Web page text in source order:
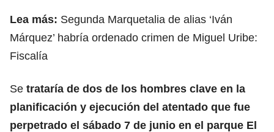
Lea más: Segunda Marquetalia de alias ‘Iván
Márquez’ habría ordenado crimen de Miguel Uribe:
Fiscalía
Se trataría de dos de los hombres clave en la
planificación y ejecución del atentado que fue
perpetrado el sábado 7 de junio en el parque El